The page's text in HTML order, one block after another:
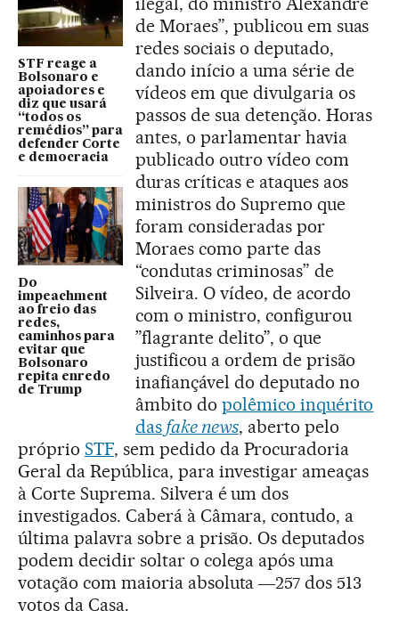
STF reage a
Bolsonaro e
apoiadores e
diz que usará
“todos os
remédios” para
defender Corte
e democracia
Do
impeachment
ao freio das
redes,
caminhos para
evitar que
Bolsonaro
repita enredo
de Trump
de Moraes”, publicou em suas
redes sociais o deputado,
dando início a uma série de
vídeos em que divulgaria os
passos de sua detenção. Horas
antes, o parlamentar havia
publicado outro vídeo com
duras críticas e ataques aos
ministros do Supremo que
foram consideradas por
Moraes como parte das
“condutas criminosas” de
Silveira. O vídeo, de acordo
com o ministro, configurou
”flagrante delito”, o que
justificou a ordem de prisão
inafiançável do deputado no
âmbito do polêmico inquérito
dasfake news, aberto pelo
próprio STF, sem pedido da Procuradoria
Geral da República, para investigar ameaças
à Corte Suprema. Silvera é um dos
investigados. Caberá à Câmara, contudo, a
última palavra sobre a prisão. Os deputados
podem decidir soltar o colega após uma
votação com maioria absoluta ―257 dos 513
votos da Casa.